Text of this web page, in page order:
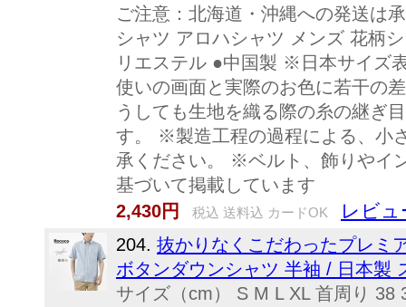
ご注意：北海道・沖縄への発送は
シャツ アロハシャツ メンズ 花柄
リエステル ●中国製 ※日本サイズ
使いの画面と実際のお色に若干の
うしても生地を織る際の糸の継ぎ
す。 ※製造工程の過程による、小
承ください。 ※ベルト、飾りやイ
基づいて掲載しています
2,430円
税込 送料込 カードOK レビュ
204. 抜かりなくこだわったプレミ
ボタンダウンシャツ 半袖 / 日本製
サイズ（cm） S M L XL 首周り